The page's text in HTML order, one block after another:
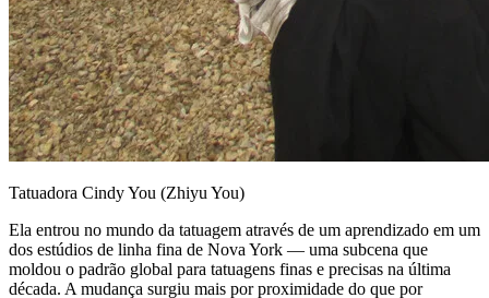
Tatuadora Cindy You (Zhiyu You)
Ela entrou no mundo da tatuagem através de um aprendizado em um
dos estúdios de linha fina de Nova York — uma subcena que
moldou o padrão global para tatuagens finas e precisas na última
década. A mudança surgiu mais por proximidade do que por